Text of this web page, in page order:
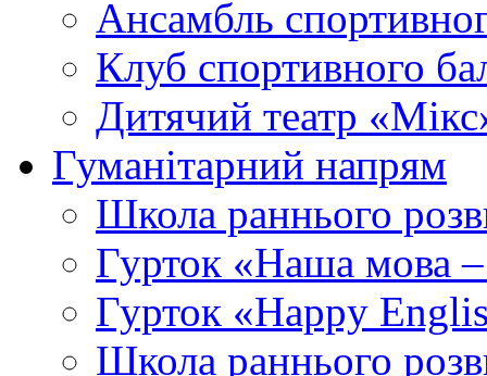
Ансамбль
Клуб спортивного
Дитячий театр
Гуманітарний напрям
Школа раннього
Гурток «Наша мова
Гурток «Happy
Школа раннього